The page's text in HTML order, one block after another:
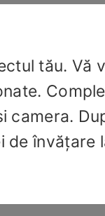
tău. Vă
camera.
de învățare